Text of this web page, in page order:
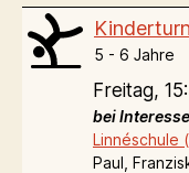
5 - 6 Jahre
Freitag,
bei
Linnéschule
Paul,